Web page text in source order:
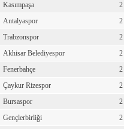
Kasımpaşa 2
Antalyaspor 2
Trabzonspor 2
Akhisar Belediyespor 2
Fenerbahçe 2
Çaykur Rizespor 2
Bursaspor 2
Gençlerbirliği 2